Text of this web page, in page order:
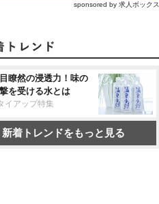
sponsored by 求人ボックス
瞭然の浸透力！味の
を受ける水とは
イアップ特集
新着トレンドをもっと見る